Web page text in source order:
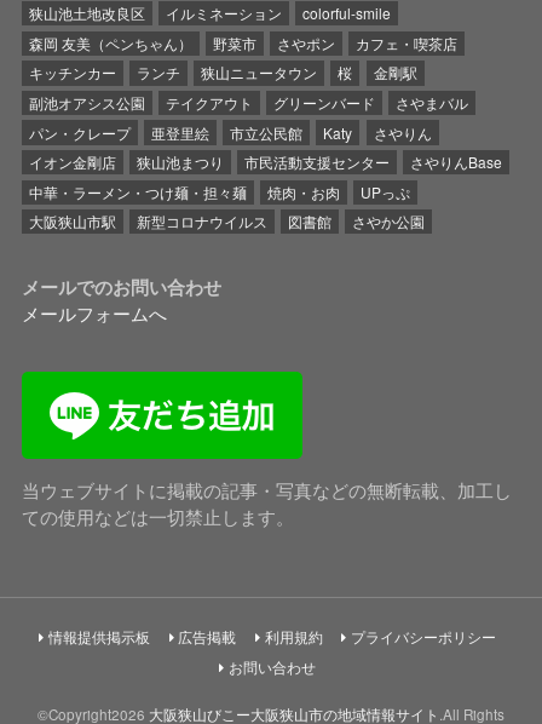
狭山池土地改良区
イルミネーション
colorful-smile
森岡 友美（ペンちゃん）
野菜市 さやポン
カフェ・喫茶店
キッチンカー
ランチ 狭山ニュータウン 桜
金剛駅
副池オアシス公園
テイクアウト グリーンバード
さやまバル
パン・クレープ
亜登里絵 市立公民館 Katy
さやりん
イオン金剛店
狭山池まつり 市民活動支援センター
さやりんBase
中華・ラーメン・つけ麺・担々麺
焼肉・お肉
UPっぷ
大阪狭山市駅
新型コロナウイルス 図書館 さやか公園
メールでのお問い合わせ
メールフォームへ
当ウェブサイトに掲載の記事・写真などの無断転載、加工し
ての使用などは一切禁止します。
情報提供掲示板 広告掲載 利用規約
プライバシーポリシー
お問い合わせ
©Copyright2026 大阪狭山びこー大阪狭山市の地域情報サイト .All Rights